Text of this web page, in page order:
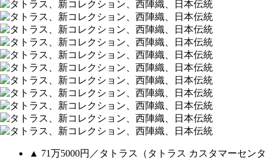
▲ 71万5000円／タトラス（タトラス カスタマーセンタ